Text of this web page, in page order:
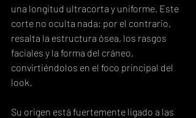
una longitud ultracorta y uniforme. Este
corte no oculta nada; por el contrario,
resalta la estructura ósea, los rasgos
faciales y la forma del cráneo,
convirtiéndolos en el foco principal del
look.
Su origen está fuertemente ligado a las